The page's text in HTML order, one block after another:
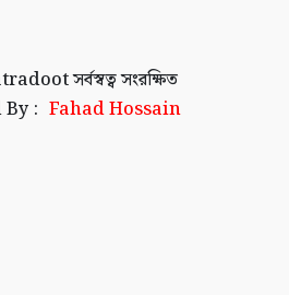
সর্বস্বত্ব সংরক্ষিত
: Fahad Hossain